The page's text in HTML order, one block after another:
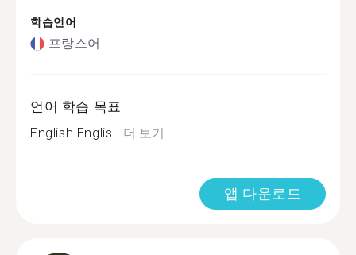
학습언어
프랑스어
언어 학습 목표
English Englis...더 보기
앱 다운로드